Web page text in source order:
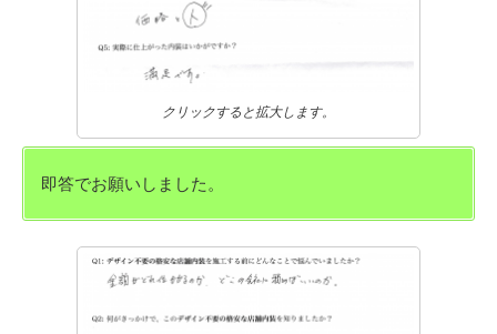
クリックすると拡大します。
即答でお願いしました。